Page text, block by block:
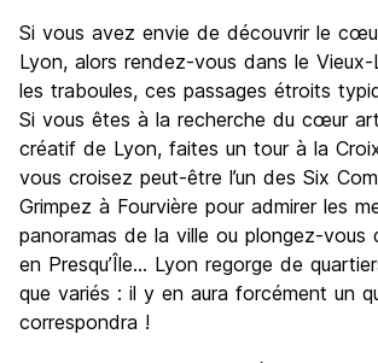
Si vous avez envie de découvrir le
Lyon, alors rendez-vous dans le
les traboules, ces passages étroits
Si vous êtes à la recherche du cœur
créatif de Lyon, faites un tour à la
vous croisez peut-être l’un des Six
Grimpez à Fourvière pour admirer les
panoramas de la ville ou plongez-vous
en Presqu’Île… Lyon regorge de
que variés : il y en aura forcément un
correspondra !